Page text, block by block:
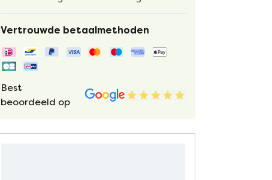
Vertrouwde betaalmethoden
Best
beoordeeld op